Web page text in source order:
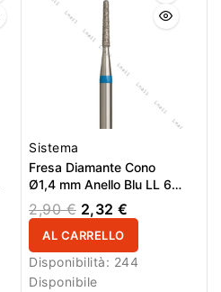
Sistema
Fresa Diamante Cono
Ø1,4 mm Anello Blu LL 6,0
mm
2,90 € 2,32 €
AL CARRELLO
Disponibilità: 244
Disponibile